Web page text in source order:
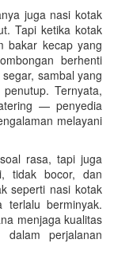
juga nasi kotak
Tapi ketika kotak
bakar kecap yang
berhenti
sambal yang
Ternyata,
— penyedia
melayani
rasa, tapi juga
tidak bocor, dan
seperti nasi kotak
berminyak.
menjaga kualitas
perjalanan